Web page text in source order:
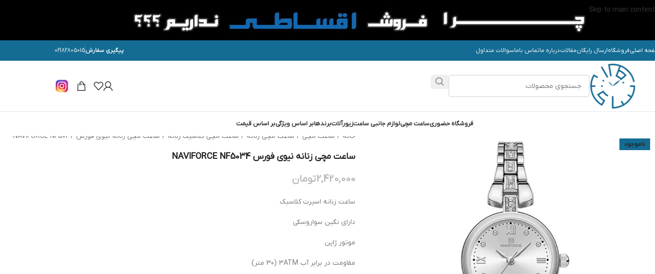
Skip to main content
اصلیفروشگاهارسال رایگانمقالاتدرباره ماتماس باماسوالات متداول پیگیری سفارش02182805015
فروشگاه حضوریساعت مچیلوازم جانبی ساعتزیورآلاتبرندهابر اساس ویژگیبر اساس قیمت
ناموجود
خانه / ساعت مچی / ساعت مچی زنانه / ساعت مچی کلاسیک زنانه / ساعت مچی زنانه نیوی فورس NAVIFORCE NF5034
ساعت مچی زنانه نیوی فورس NAVIFORCE NF5034
2,420,000تومان
ساعت زنانه اسپرت کلاسیک
دارای نگین سواروسکی
موتور ژاپن
مقاومت در برابر آب 3ATM (30 متر)